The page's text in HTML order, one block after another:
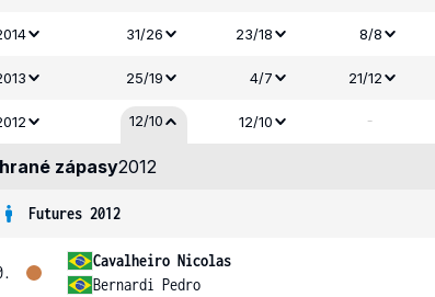
31/26 23/18 8/8
25/19 4/7 21/12
12/10 12/10 -
zápasy2012
Futures 2012
Cavalheiro Nicolas
Bernardi Pedro